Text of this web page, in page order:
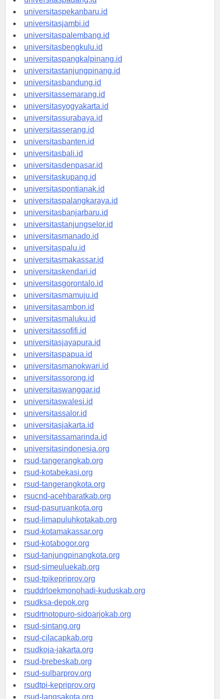
universitaspadang.id
universitaspekanbaru.id
universitasjambi.id
universitaspalembang.id
universitasbengkulu.id
universitaspangkalpinang.id
universitastanjungpinang.id
universitasbandung.id
universitassemarang.id
universitasyogyakarta.id
universitassurabaya.id
universitasserang.id
universitasbanten.id
universitasbali.id
universitasdenpasar.id
universitaskupang.id
universitaspontianak.id
universitaspalangkaraya.id
universitasbanjarbaru.id
universitastanjungselor.id
universitasmanado.id
universitaspalu.id
universitasmakassar.id
universitaskendari.id
universitasgorontalo.id
universitasmamuju.id
universitasambon.id
universitasmaluku.id
universitassofifi.id
universitasjayapura.id
universitaspapua.id
universitasmanokwari.id
universitassorong.id
universitaswanggar.id
universitaswalesi.id
universitassalor.id
universitasjakarta.id
universitassamarinda.id
universitasindonesia.org
rsud-tangerangkab.org
rsud-kotabekasi.org
rsud-tangerangkota.org
rsucnd-acehbaratkab.org
rsud-pasuruankota.org
rsud-limapuluhkotakab.org
rsud-kotamakassar.org
rsud-kotabogor.org
rsud-tanjungpinangkota.org
rsud-simeuluekab.org
rsud-tpikepriprov.org
rsuddrloekmonohadi-kuduskab.org
rsudksa-depok.org
rsudrtnotopuro-sidoarjokab.org
rsud-sintang.org
rsud-cilacapkab.org
rsudkoja-jakarta.org
rsud-brebeskab.org
rsud-sulbarprov.org
rsudtpi-kepriprov.org